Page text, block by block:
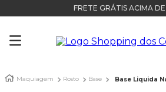
FRETE GRÁTIS ACIMA DE
Maquiagem Rosto Base Base Liquida